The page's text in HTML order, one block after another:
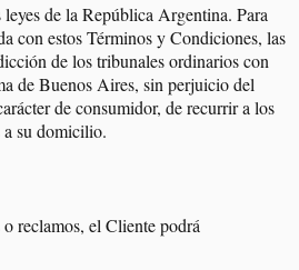
de la República Argentina. Para
con estos Términos y Condiciones, las
de los tribunales ordinarios con
de Buenos Aires, sin perjuicio del
de consumidor, de recurrir a los
a su domicilio.
reclamos, el Cliente podrá